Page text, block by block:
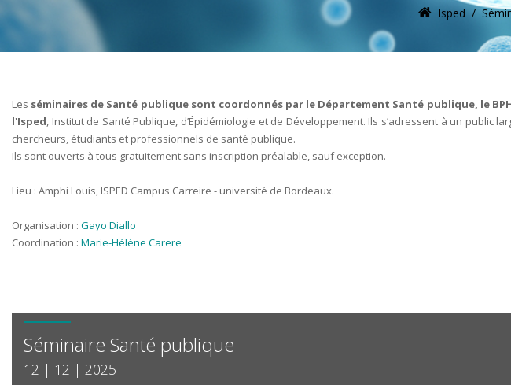
Isped /
Les séminaires de Santé publique sont coordonnés par le Département Santé publique, le
l'Isped, Institut de Santé Publique, d’Épidémiologie et de Développement. Ils s’adressent à un public
chercheurs, étudiants et professionnels de santé publique.
Ils sont ouverts à tous gratuitement sans inscription préalable, sauf exception.
Lieu : Amphi Louis, ISPED Campus Carreire - université de Bordeaux.
Organisation : Gayo Diallo
Coordination : Marie-Hélène Carere
Séminaire Santé publique
12 | 12 | 2025